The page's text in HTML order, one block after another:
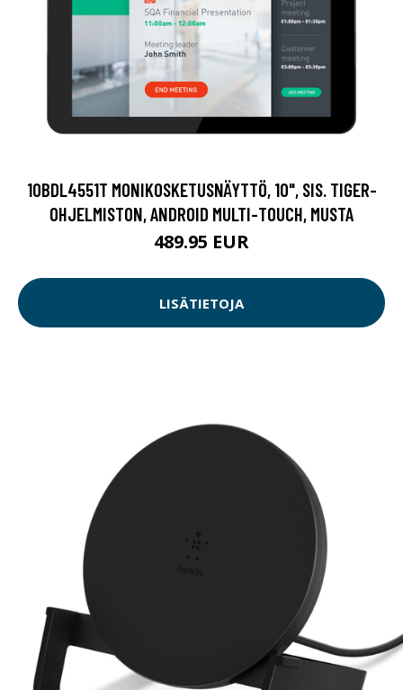
10BDL4551T MONIKOSKETUSNÄYTTÖ, 10", SIS. TIGER-
OHJELMISTON, ANDROID MULTI-TOUCH, MUSTA
489.95 EUR
LISÄTIETOJA